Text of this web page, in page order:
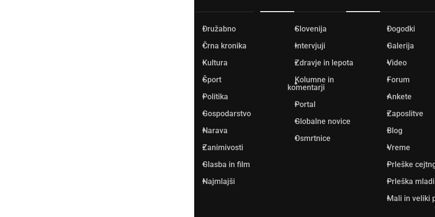
Družabno
Črna kronika
Kultura
Šport
Politika
Gospodarstvo
Narava
Zanimivosti
Glasba in film
Najmlajši
Slovenija
Intervjuji
Zdravje in lepota
Kolumne in
komentarji
Portal
Globalne novice
Osmrtnice
Dogodki
Galerija
Video
Forum
Ankete
Zaposlitve
Blog
Vreme
Prleške
Prleška
Mali in veliki